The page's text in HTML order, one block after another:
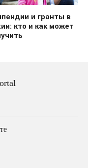
и гранты в
кто и как может